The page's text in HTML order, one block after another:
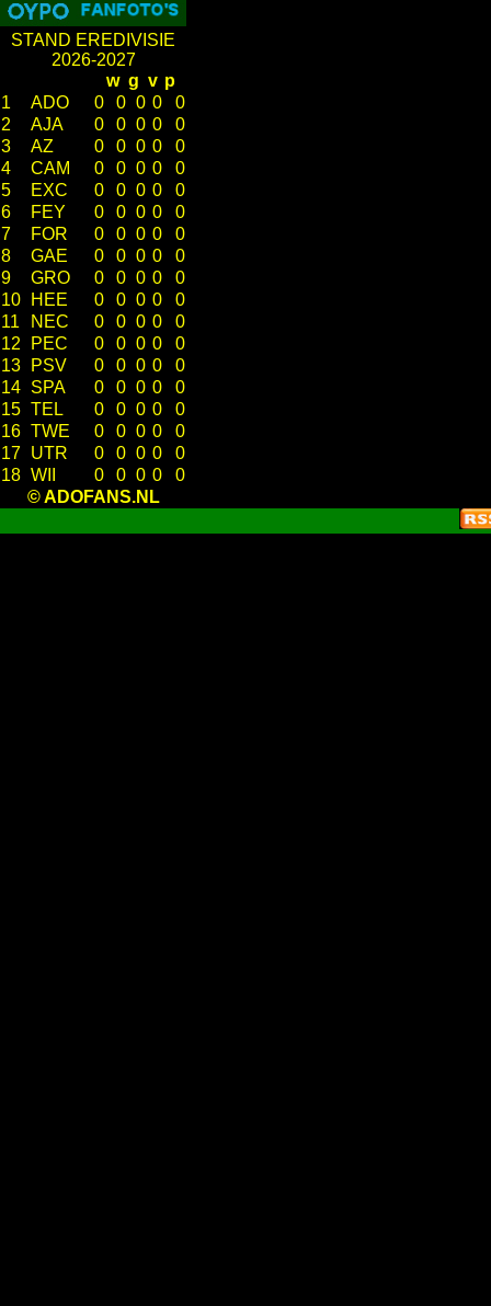
STAND EREDIVISIE
2026-2027
w g v p
1
ADO 0 0 0 0
0
2
AJA 0 0 0 0
0
3
AZ 0 0 0 0
0
4
CAM 0 0 0 0
0
5
EXC 0 0 0 0
0
6
FEY 0 0 0 0
0
7
FOR 0 0 0 0
0
8
GAE 0 0 0 0
0
9
GRO 0 0 0 0
0
10
HEE 0 0 0 0
0
11
NEC 0 0 0 0
0
12
PEC 0 0 0 0
0
13
PSV 0 0 0 0
0
14 SPA 0 0 0 0
0
15 TEL 0 0 0 0
0
16 TWE 0 0 0 0
0
17 UTR 0 0 0 0
0
18 WII 0 0 0 0
0
© ADOFANS.NL